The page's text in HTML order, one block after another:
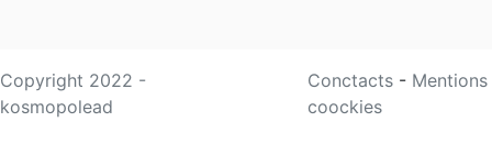
Copyright 2022 -
kosmopolead
Conctacts -
coockies